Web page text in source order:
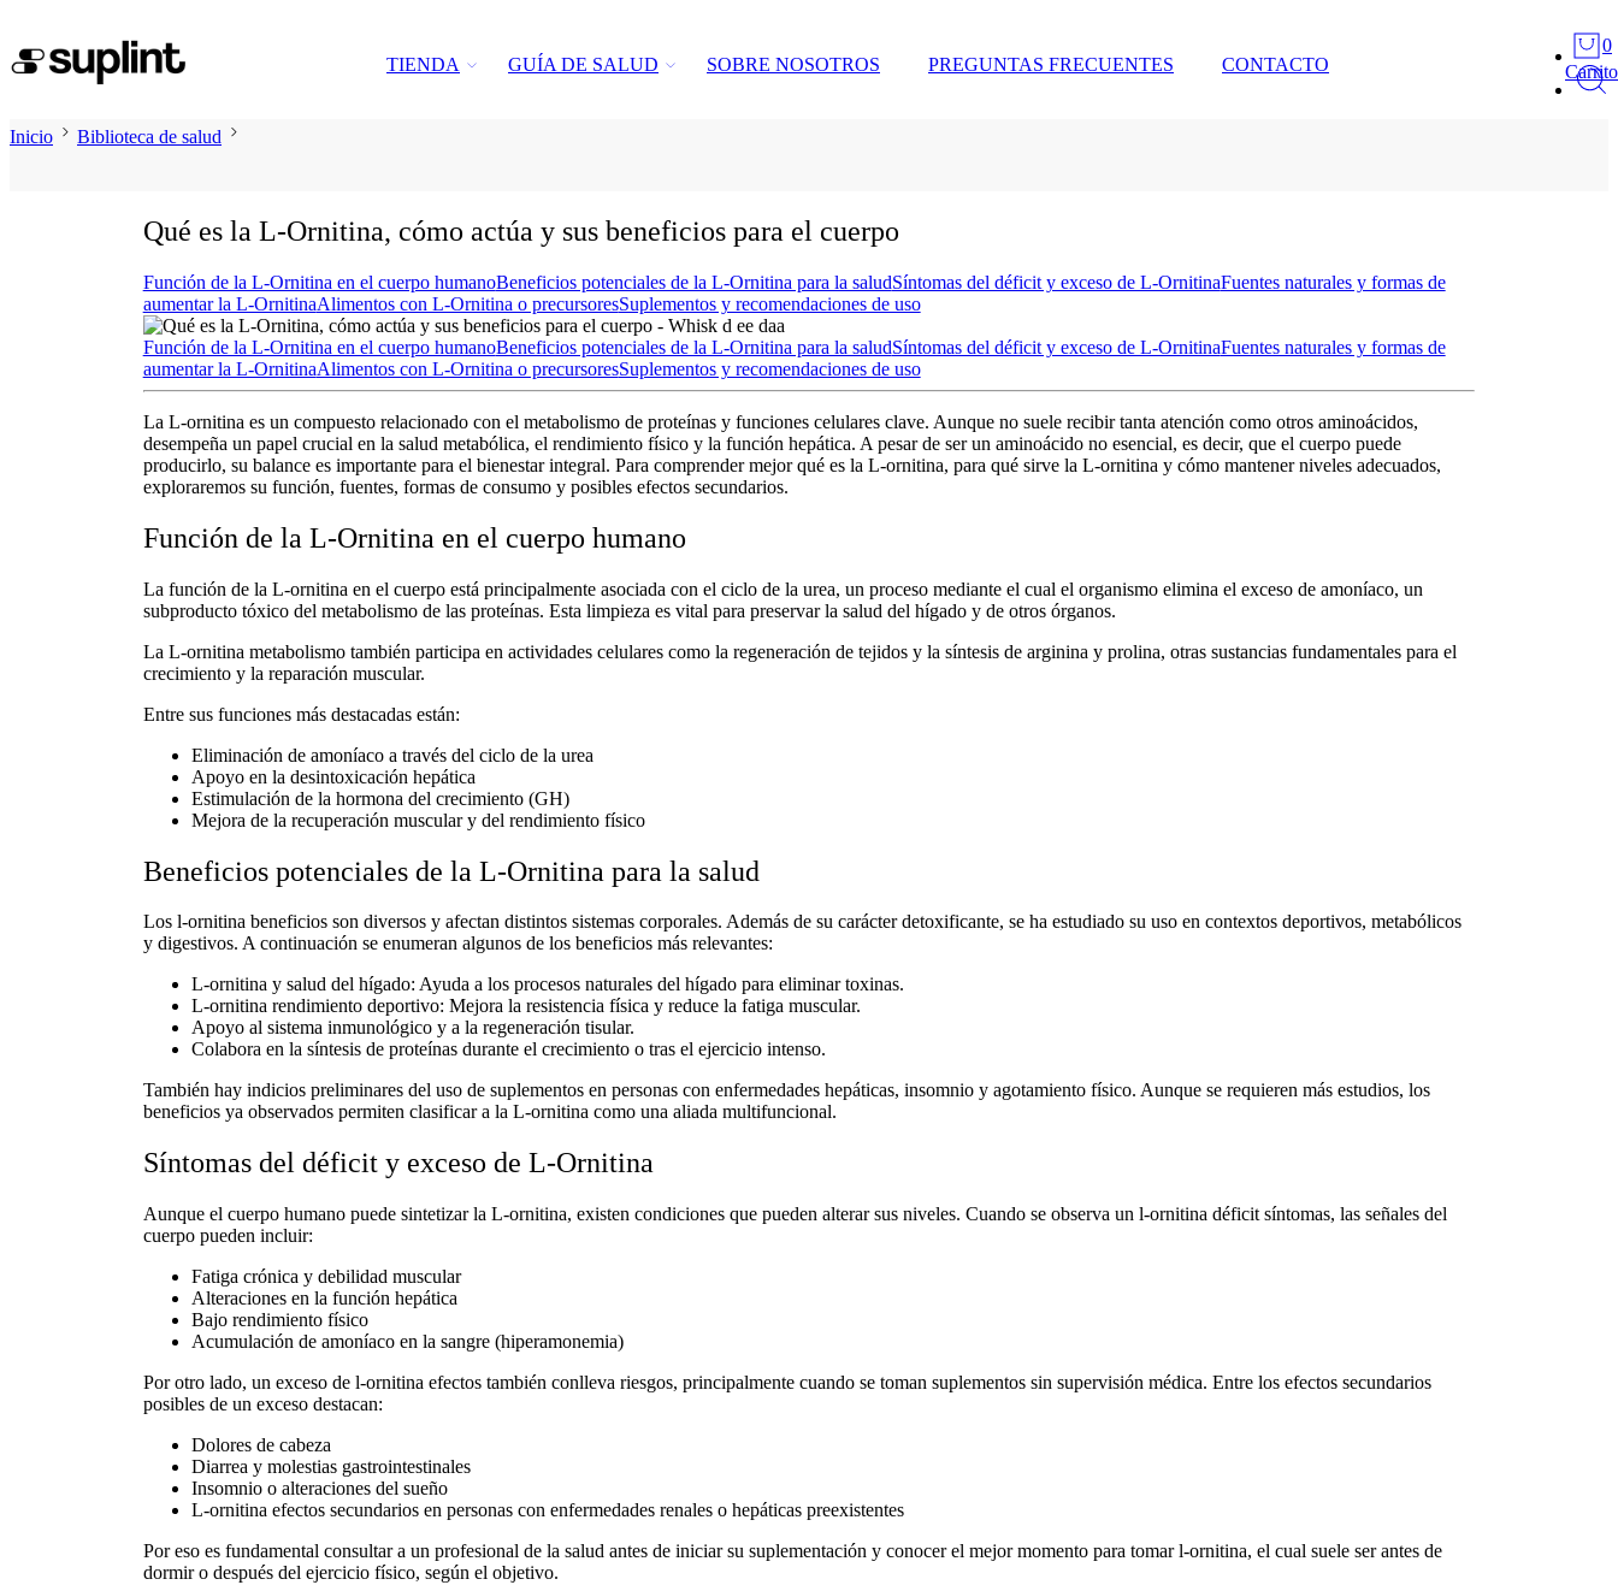
0
Carrito
TIENDA GUÍA DE SALUD SOBRE NOSOTROS PREGUNTAS FRECUENTES CONTACTO
Inicio Biblioteca de salud
Qué es la L-Ornitina, cómo actúa y sus beneficios para el cuerpo
Función de la L-Ornitina en el cuerpo humanoBeneficios potenciales de la L-Ornitina para la saludSíntomas del déficit y exceso de L-OrnitinaFuentes naturales y formas de
aumentar la L-OrnitinaAlimentos con L-Ornitina o precursoresSuplementos y recomendaciones de uso
Función de la L-Ornitina en el cuerpo humanoBeneficios potenciales de la L-Ornitina para la saludSíntomas del déficit y exceso de L-OrnitinaFuentes naturales y formas de
aumentar la L-OrnitinaAlimentos con L-Ornitina o precursoresSuplementos y recomendaciones de uso
La L-ornitina es un compuesto relacionado con el metabolismo de proteínas y funciones celulares clave. Aunque no suele recibir tanta atención como otros aminoácidos,
desempeña un papel crucial en la salud metabólica, el rendimiento físico y la función hepática. A pesar de ser un aminoácido no esencial, es decir, que el cuerpo puede
producirlo, su balance es importante para el bienestar integral. Para comprender mejorqué es la L-ornitina, para qué sirve la L-ornitina y cómo mantener niveles adecuados,
exploraremos su función, fuentes, formas de consumo y posibles efectos secundarios.
Función de la L-Ornitina en el cuerpo humano
La función de la L-ornitina en el cuerpoestá principalmente asociada con el ciclo de la urea, un proceso mediante el cual el organismo elimina el exceso de amoníaco, un
subproducto tóxico del metabolismo de las proteínas. Esta limpieza es vital para preservar la salud del hígado y de otros órganos.
La L-ornitina metabolismotambién participa en actividades celulares como la regeneración de tejidos y la síntesis de arginina y prolina, otras sustancias fundamentales para el
crecimiento y la reparación muscular.
Entre sus funciones más destacadas están:
Eliminación de amoníaco a través del ciclo de la urea
Apoyo en la desintoxicación hepática
Estimulación de la hormona del crecimiento (GH)
Mejora de la recuperación muscular y del rendimiento físico
Beneficios potenciales de la L-Ornitina para la salud
Los l-ornitina beneficiosson diversos y afectan distintos sistemas corporales. Además de su carácter detoxificante, se ha estudiado su uso en contextos deportivos, metabólicos
y digestivos. A continuación se enumeran algunos de los beneficios más relevantes:
L-ornitina y salud del hígado: Ayuda a los procesos naturales del hígado para eliminar toxinas.
L-ornitina rendimiento deportivo: Mejora la resistencia física y reduce la fatiga muscular.
Apoyo al sistema inmunológico y a la regeneración tisular.
Colabora en la síntesis de proteínas durante el crecimiento o tras el ejercicio intenso.
También hay indicios preliminares del uso de suplementos en personas con enfermedades hepáticas, insomnio y agotamiento físico. Aunque se requieren más estudios, los
beneficios ya observados permiten clasificar a la L-ornitina como una aliada multifuncional.
Síntomas del déficit y exceso de L-Ornitina
Aunque el cuerpo humano puede sintetizar la L-ornitina, existen condiciones que pueden alterar sus niveles. Cuando se observa un l-ornitina déficit síntomas, las señales del
cuerpo pueden incluir:
Fatiga crónica y debilidad muscular
Alteraciones en la función hepática
Bajo rendimiento físico
Acumulación de amoníaco en la sangre (hiperamonemia)
Por otro lado, un exceso de l-ornitina efectostambién conlleva riesgos, principalmente cuando se toman suplementos sin supervisión médica. Entre los efectos secundarios
posibles de un exceso destacan:
Dolores de cabeza
Diarrea y molestias gastrointestinales
Insomnio o alteraciones del sueño
L-ornitina efectos secundariosen personas con enfermedades renales o hepáticas preexistentes
Por eso es fundamental consultar a un profesional de la salud antes de iniciar su suplementación y conocer el mejor momento para tomar l-ornitina, el cual suele ser antes de
dormir o después del ejercicio físico, según el objetivo.